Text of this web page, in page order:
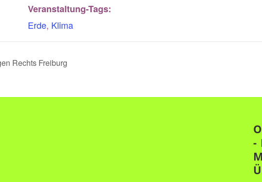
Veranstaltung-Tags:
Erde, Klima
Rechts Freiburg
-